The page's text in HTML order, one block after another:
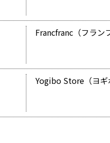
Francfranc（フラン
Yogibo Store（ヨギ